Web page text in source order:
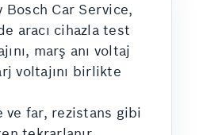
Car Service,
aracı cihazla test
marş anı voltaj
voltajını birlikte
ve far, rezistans gibi